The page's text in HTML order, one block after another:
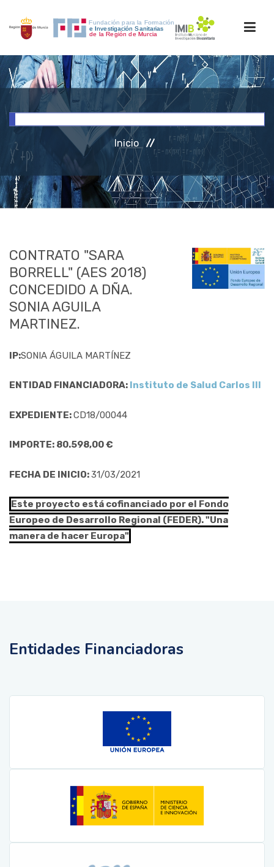
INICIO
INVESTIGACIÓN
RRHH
ACCESO PERSONAL
Inicio
CONTRATO "SARA
BORRELL" (AES 2018)
CONCEDIDO A DÑA.
SONIA AGUILA
MARTINEZ.
IP:SONIA ÁGUILA MARTÍNEZ
ENTIDAD FINANCIADORA: Instituto de Salud Carlos III
EXPEDIENTE:CD18/00044
IMPORTE: 80.598,00 €
FECHA DE INICIO:31/03/2021
Este proyecto está cofinanciado por el Fondo
Europeo de Desarrollo Regional (FEDER). "Una
manera de hacer Europa"
Entidades Financiadoras